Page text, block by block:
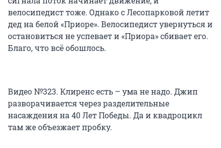
велосипедист тоже. Однако с Лесопарковой летит
дед на белой «Приоре». Велосипедист увернуться и
остановиться не успевает и «Приора» сбивает его.
Благо, что всё обошлось.
Видео №323. Клиренс есть – ума не надо. Джип
разворачивается через разделительные
насаждения на 40 Лет Победы. Да и квадроцикл
там же объезжает пробку.